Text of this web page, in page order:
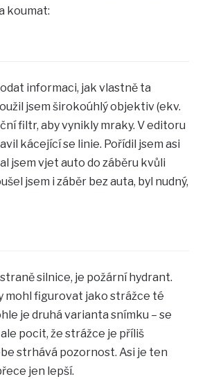
koumat:
informaci, jak vlastně ta
jsem širokoúhlý objektiv (ekv.
filtr, aby vynikly mraky. V editoru
kácející se linie. Pořídil jsem asi
jsem vjet auto do záběru kvůli
jsem i záběr bez auta, byl nudný,
silnice, je požární hydrant.
mohl figurovat jako strážce té
je druhá varianta snímku – se
pocit, že strážce je příliš
strhává pozornost. Asi je ten
jen lepší.